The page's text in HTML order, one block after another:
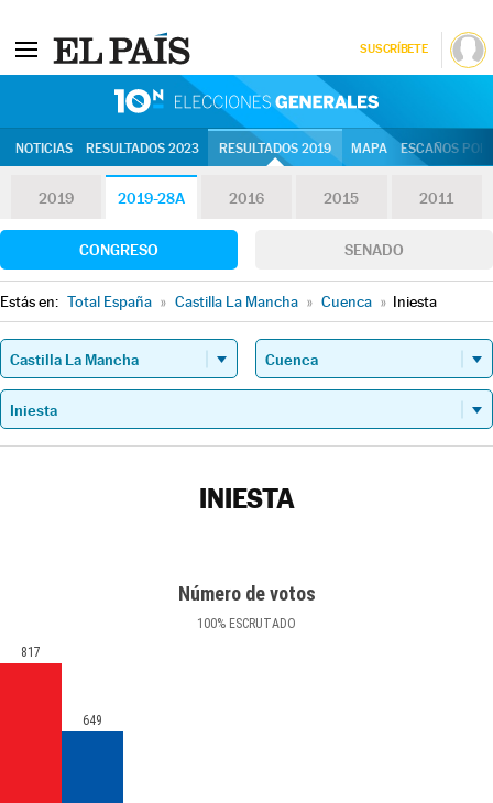
SUSCRÍBETE
NOTICIAS RESULTADOS 2023 RESULTADOS 2019 MAPA ESCAÑOS
2019 2019-28A 2016 2015 2011
CONGRESO SENADO
Estás en: Total España » Castilla La Mancha » Cuenca » Iniesta
INIESTA
Número de votos
100% ESCRUTADO
817
649